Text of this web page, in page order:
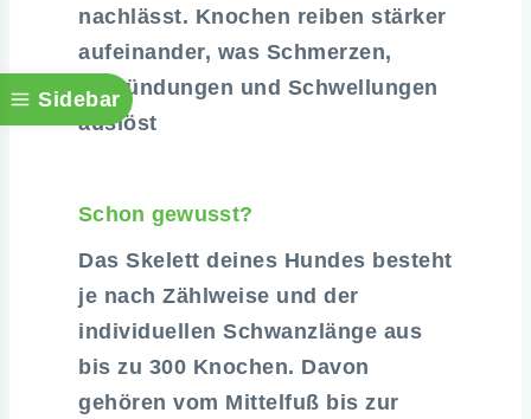
Sidebar
nachlässt. Knochen reiben stärker
aufeinander, was Schmerzen,
Entzündungen und Schwellungen
auslöst
Schon gewusst?
Das Skelett deines Hundes besteht
je nach Zählweise und der
individuellen Schwanzlänge aus
bis zu 300 Knochen. Davon
gehören vom Mittelfuß bis zur